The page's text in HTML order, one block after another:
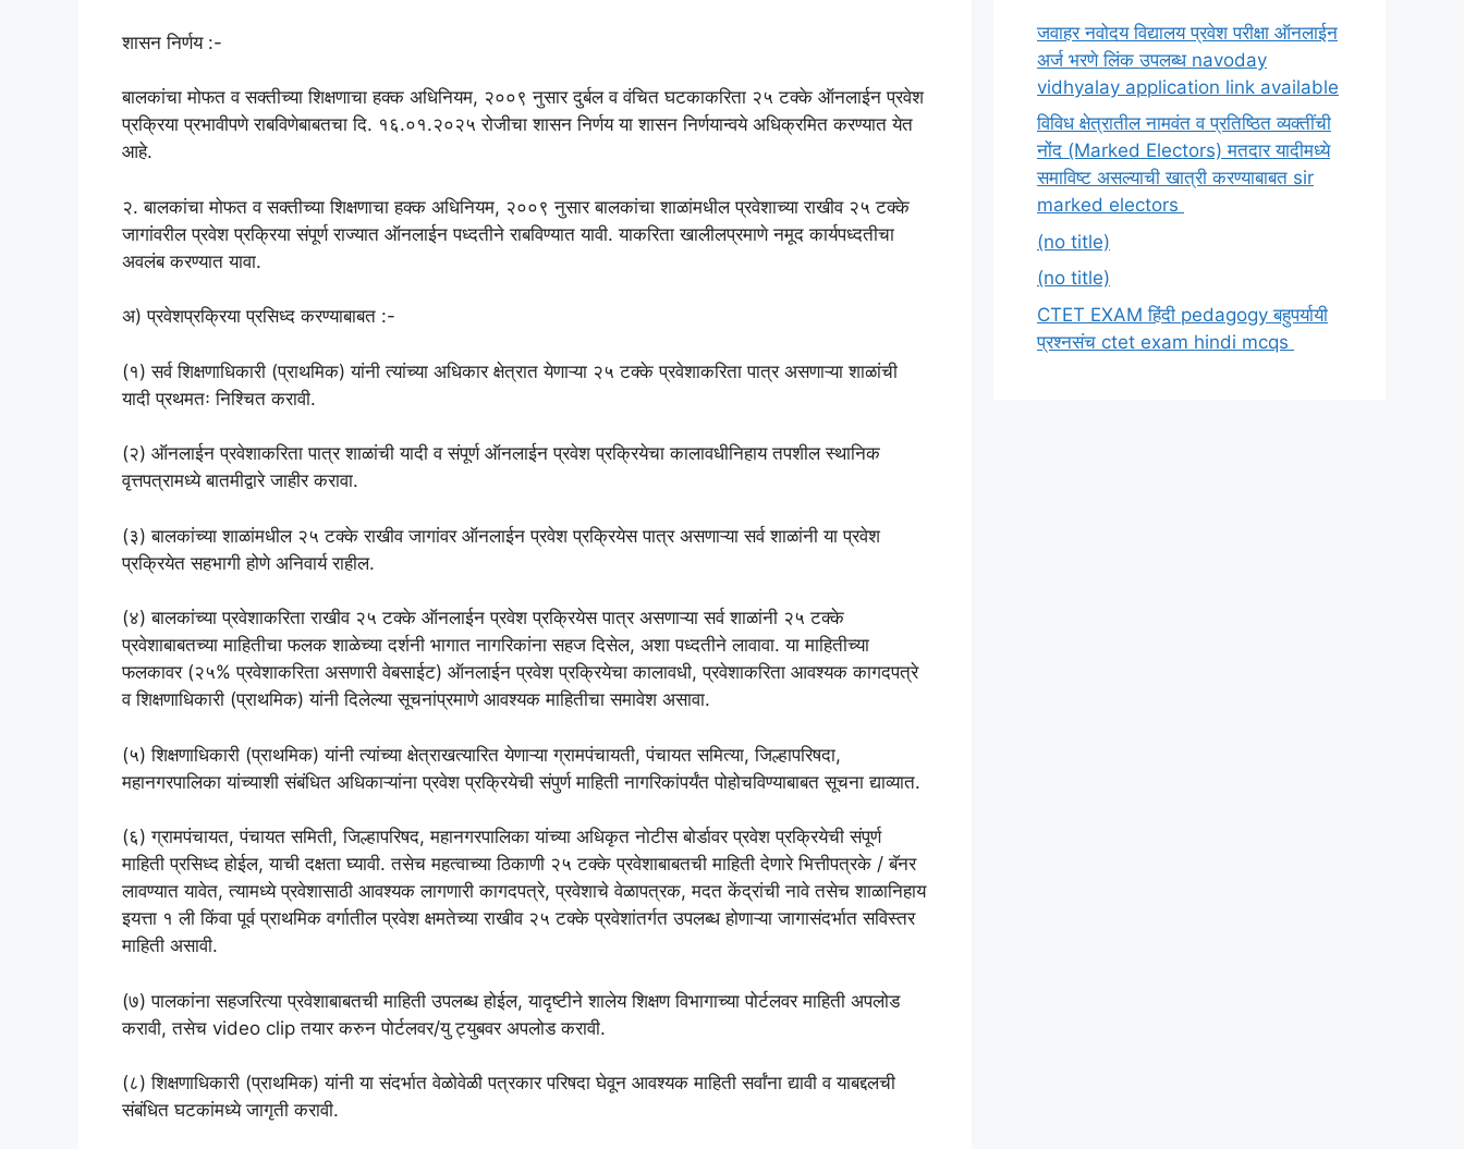
शासन निर्णय :-
बालकांचा मोफत व सक्तीच्या शिक्षणाचा हक्क अधिनियम, २००९ नुसार दुर्बल व वंचित घटकाकरिता २५ टक्के ऑनलाईन प्रवेश
प्रक्रिया प्रभावीपणे राबविणेबाबतचा दि. १६.०१.२०२५ रोजीचा शासन निर्णय या शासन निर्णयान्वये अधिक्रमित करण्यात येत
आहे.
२. बालकांचा मोफत व सक्तीच्या शिक्षणाचा हक्क अधिनियम, २००९ नुसार बालकांचा शाळांमधील प्रवेशाच्या राखीव २५ टक्के
जागांवरील प्रवेश प्रक्रिया संपूर्ण राज्यात ऑनलाईन पध्दतीने राबविण्यात यावी. याकरिता खालीलप्रमाणे नमूद कार्यपध्दतीचा
अवलंब करण्यात यावा.
अ) प्रवेशप्रक्रिया प्रसिध्द करण्याबाबत :-
(१) सर्व शिक्षणाधिकारी (प्राथमिक) यांनी त्यांच्या अधिकार क्षेत्रात येणाऱ्या २५ टक्के प्रवेशाकरिता पात्र असणाऱ्या शाळांची
यादी प्रथमतः निश्चित करावी.
(२) ऑनलाईन प्रवेशाकरिता पात्र शाळांची यादी व संपूर्ण ऑनलाईन प्रवेश प्रक्रियेचा कालावधीनिहाय तपशील स्थानिक
वृत्तपत्रामध्ये बातमीद्वारे जाहीर करावा.
(३) बालकांच्या शाळांमधील २५ टक्के राखीव जागांवर ऑनलाईन प्रवेश प्रक्रियेस पात्र असणाऱ्या सर्व शाळांनी या प्रवेश
प्रक्रियेत सहभागी होणे अनिवार्य राहील.
(४) बालकांच्या प्रवेशाकरिता राखीव २५ टक्के ऑनलाईन प्रवेश प्रक्रियेस पात्र असणाऱ्या सर्व शाळांनी २५ टक्के
प्रवेशाबाबतच्या माहितीचा फलक शाळेच्या दर्शनी भागात नागरिकांना सहज दिसेल, अशा पध्दतीने लावावा. या माहितीच्या
फलकावर (२५% प्रवेशाकरिता असणारी वेबसाईट) ऑनलाईन प्रवेश प्रक्रियेचा कालावधी, प्रवेशाकरिता आवश्यक कागदपत्रे
व शिक्षणाधिकारी (प्राथमिक) यांनी दिलेल्या सूचनांप्रमाणे आवश्यक माहितीचा समावेश असावा.
(५) शिक्षणाधिकारी (प्राथमिक) यांनी त्यांच्या क्षेत्राखत्यारित येणाऱ्या ग्रामपंचायती, पंचायत समित्या, जिल्हापरिषदा,
महानगरपालिका यांच्याशी संबंधित अधिकाऱ्यांना प्रवेश प्रक्रियेची संपुर्ण माहिती नागरिकांपर्यंत पोहोचविण्याबाबत सूचना द्याव्यात.
(६) ग्रामपंचायत, पंचायत समिती, जिल्हापरिषद, महानगरपालिका यांच्या अधिकृत नोटीस बोर्डावर प्रवेश प्रक्रियेची संपूर्ण
माहिती प्रसिध्द होईल, याची दक्षता घ्यावी. तसेच महत्वाच्या ठिकाणी २५ टक्के प्रवेशाबाबतची माहिती देणारे भित्तीपत्रके / बॅनर
लावण्यात यावेत, त्यामध्ये प्रवेशासाठी आवश्यक लागणारी कागदपत्रे, प्रवेशाचे वेळापत्रक, मदत केंद्रांची नावे तसेच शाळानिहाय
इयत्ता १ ली किंवा पूर्व प्राथमिक वर्गातील प्रवेश क्षमतेच्या राखीव २५ टक्के प्रवेशांतर्गत उपलब्ध होणाऱ्या जागासंदर्भात सविस्तर
माहिती असावी.
(७) पालकांना सहजरित्या प्रवेशाबाबतची माहिती उपलब्ध होईल, यादृष्टीने शालेय शिक्षण विभागाच्या पोर्टलवर माहिती अपलोड
करावी, तसेच video clip तयार करुन पोर्टलवर/यु ट्युबवर अपलोड करावी.
(८) शिक्षणाधिकारी (प्राथमिक) यांनी या संदर्भात वेळोवेळी पत्रकार परिषदा घेवून आवश्यक माहिती सर्वांना द्यावी व याबद्दलची
संबंधित घटकांमध्ये जागृती करावी.
जवाहर नवोदय विद्यालय प्रवेश परीक्षा ऑनलाईन
अर्ज भरणे लिंक उपलब्ध navoday
vidhyalay application link available
विविध क्षेत्रातील नामवंत व प्रतिष्ठित व्यक्तींची
नोंद (Marked Electors) मतदार यादीमध्ये
समाविष्ट असल्याची खात्री करण्याबाबत sir
marked electors
(no title)
(no title)
CTET EXAM हिंदी pedagogy बहुपर्यायी
प्रश्नसंच ctet exam hindi mcqs